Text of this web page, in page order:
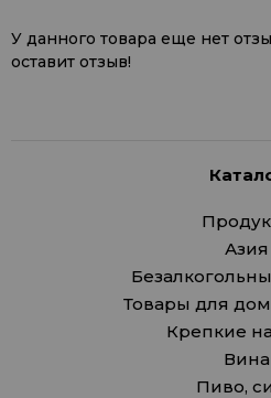
У данного товара еще нет
оставит отзыв!
Азия
Товары для
Крепкие
Вина
Пиво,